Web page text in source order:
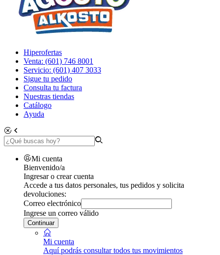
Hiperofertas
Venta: (601) 746 8001
Servicio: (601) 407 3033
Sigue tu pedido
Consulta tu factura
Nuestras tiendas
Catálogo
Ayuda
Mi cuenta
Bienvenido/a
Ingresar o crear cuenta
Accede a tus datos personales, tus pedidos y solicita
devoluciones:
Correo electrónico
Ingrese un correo válido
Continuar
Mi cuenta
Aquí podrás consultar todos tus movimientos